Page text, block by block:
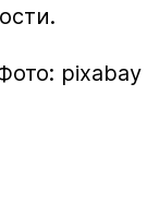
pixabay